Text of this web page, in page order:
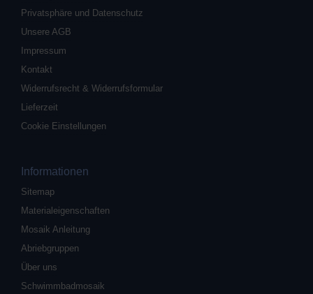
Privatsphäre und Datenschutz
Unsere AGB
Impressum
Kontakt
Widerrufsrecht & Widerrufsformular
Lieferzeit
Cookie Einstellungen
Informationen
Sitemap
Materialeigenschaften
Mosaik Anleitung
Abriebgruppen
Über uns
Schwimmbadmosaik